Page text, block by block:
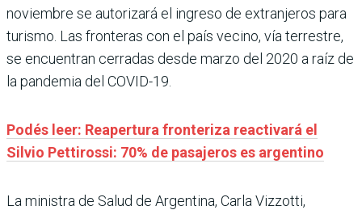
noviembre se autorizará el ingreso de extranjeros para
turismo. Las fronteras con el país vecino, vía terrestre,
se encuentran cerradas desde marzo del 2020 a raíz de
la pandemia del COVID-19.
Podés leer: Reapertura fronteriza reactivará el
Silvio Pettirossi: 70% de pasajeros es argentino
La ministra de Salud de Argentina, Carla Vizzotti,